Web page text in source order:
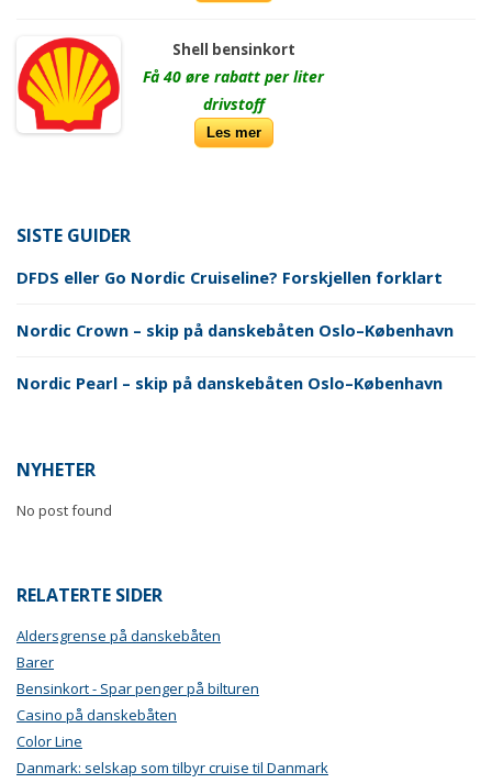
Shell bensinkort
Få 40 øre rabatt per liter
drivstoff
Les mer
SISTE GUIDER
DFDS eller Go Nordic Cruiseline? Forskjellen forklart
Nordic Crown – skip på danskebåten Oslo–København
Nordic Pearl – skip på danskebåten Oslo–København
NYHETER
No post found
RELATERTE SIDER
Aldersgrense på danskebåten
Barer
Bensinkort - Spar penger på bilturen
Casino på danskebåten
Color Line
Danmark: selskap som tilbyr cruise til Danmark